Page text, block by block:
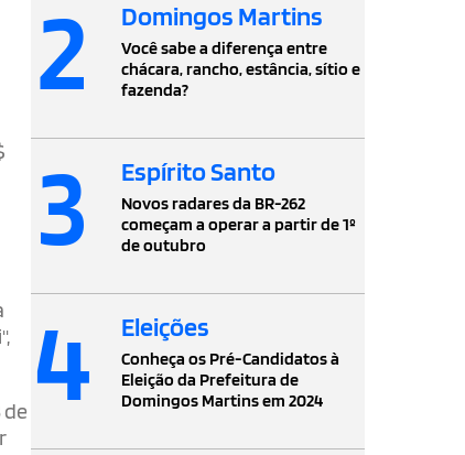
de
2 Domingos Martins
Você sabe a diferença entre
chácara, rancho, estância, sítio e
fazenda?
3 Espírito Santo
Novos radares da BR-262
começam a operar a partir de 1º
de outubro
4 Eleições
Conheça os Pré-Candidatos à
Eleição da Prefeitura de
Domingos Martins em 2024